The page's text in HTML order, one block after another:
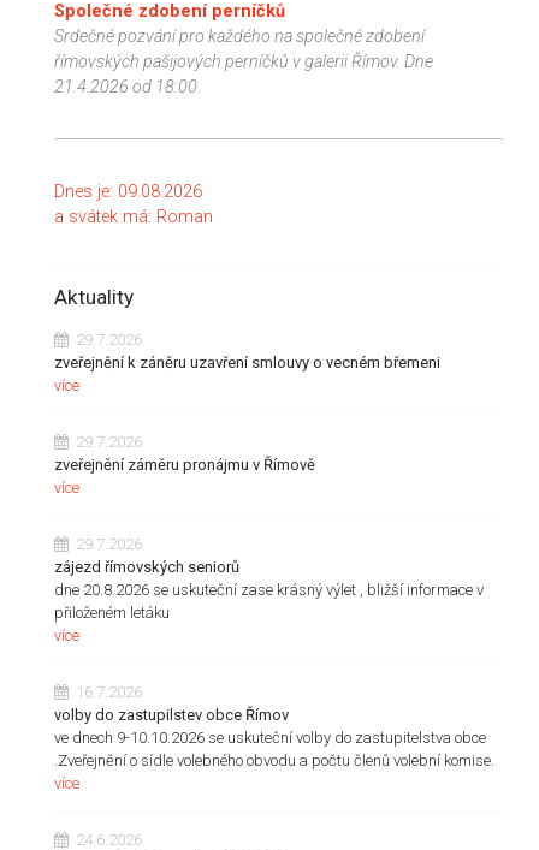
Společné zdobení perníčků
Srdečné pozvání pro každého na společné zdobení
římovských pašijových perníčků v galerii Římov. Dne
21.4.2026 od 18:00.
Dnes je: 09.08.2026
a svátek má: Roman
Aktuality
29.7.2026
zveřejnění k záněru uzavření smlouvy o vecném břemeni
více
29.7.2026
zveřejnění záměru pronájmu v Římově
více
29.7.2026
zájezd římovských seniorů
dne 20.8.2026 se uskuteční zase krásný výlet , bližší informace v
přiloženém letáku
více
16.7.2026
volby do zastupilstev obce Římov
ve dnech 9-10.10.2026 se uskuteční volby do zastupitelstva obce
.Zveřejnění o sídle volebného obvodu a počtu členů volební komise.
více
24.6.2026